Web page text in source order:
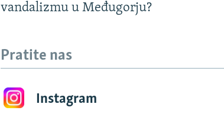
vandalizmu u Međugorju?
Pratite nas
Instagram